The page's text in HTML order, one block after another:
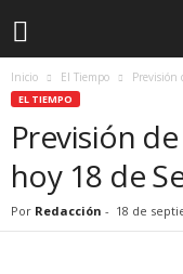
Inicio El Tiempo Previsión
EL TIEMPO
Previsión
hoy 18 de
Por Redacción - 18 de